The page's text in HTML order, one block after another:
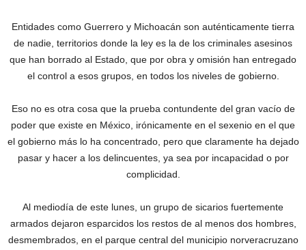
Entidades como Guerrero y Michoacán son auténticamente tierra
de nadie, territorios donde la ley es la de los criminales asesinos
que han borrado al Estado, que por obra y omisión han entregado
el control a esos grupos, en todos los niveles de gobierno.
Eso no es otra cosa que la prueba contundente del gran vacío de
poder que existe en México, irónicamente en el sexenio en el que
el gobierno más lo ha concentrado, pero que claramente ha dejado
pasar y hacer a los delincuentes, ya sea por incapacidad o por
complicidad.
Al mediodía de este lunes, un grupo de sicarios fuertemente
armados dejaron esparcidos los restos de al menos dos hombres,
desmembrados, en el parque central del municipio norveracruzano